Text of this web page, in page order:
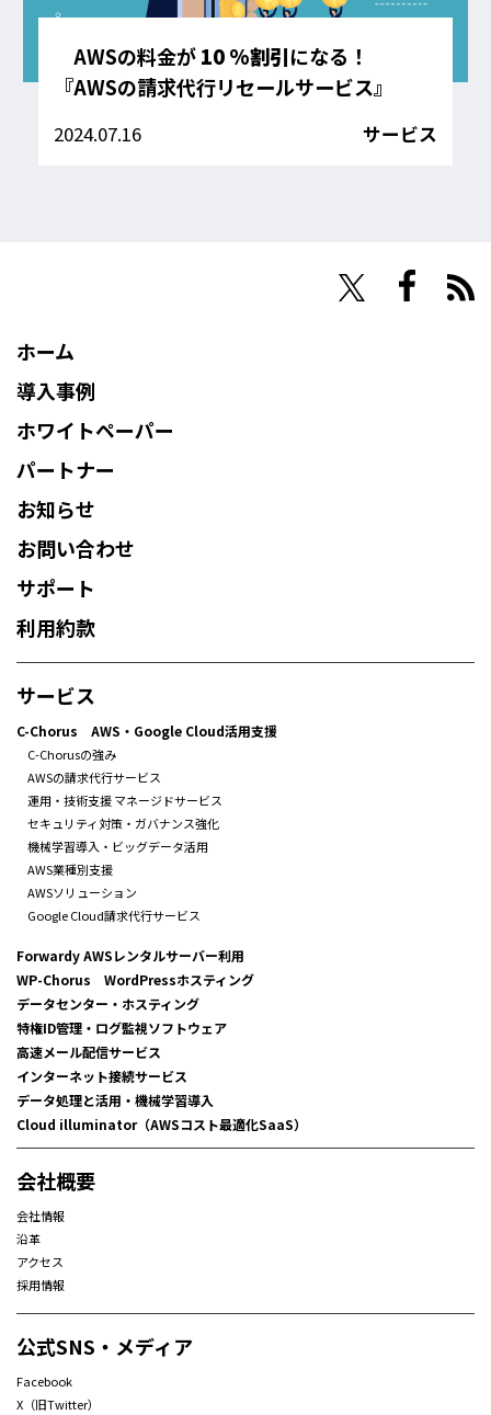
AWSの料金が10 %割引になる！
『AWSの請求代行リセールサービス』
2024.07.16 サービス
ホーム
導入事例
ホワイトペーパー
パートナー
お知らせ
お問い合わせ
サポート
利用約款
サービス
C-Chorus AWS・Google Cloud活用支援
C-Chorusの強み
AWSの請求代行サービス
運用・技術支援 マネージドサービス
セキュリティ対策・ガバナンス強化
機械学習導入・ビッグデータ活用
AWS業種別支援
AWSソリューション
Google Cloud請求代行サービス
Forwardy AWSレンタルサーバー利用
WP-Chorus WordPressホスティング
データセンター・ホスティング
特権ID管理・ログ監視ソフトウェア
高速メール配信サービス
インターネット接続サービス
データ処理と活用・機械学習導入
Cloud illuminator（AWSコスト最適化SaaS）
会社概要
会社情報
沿革
アクセス
採用情報
公式SNS・メディア
Facebook
X（旧Twitter）